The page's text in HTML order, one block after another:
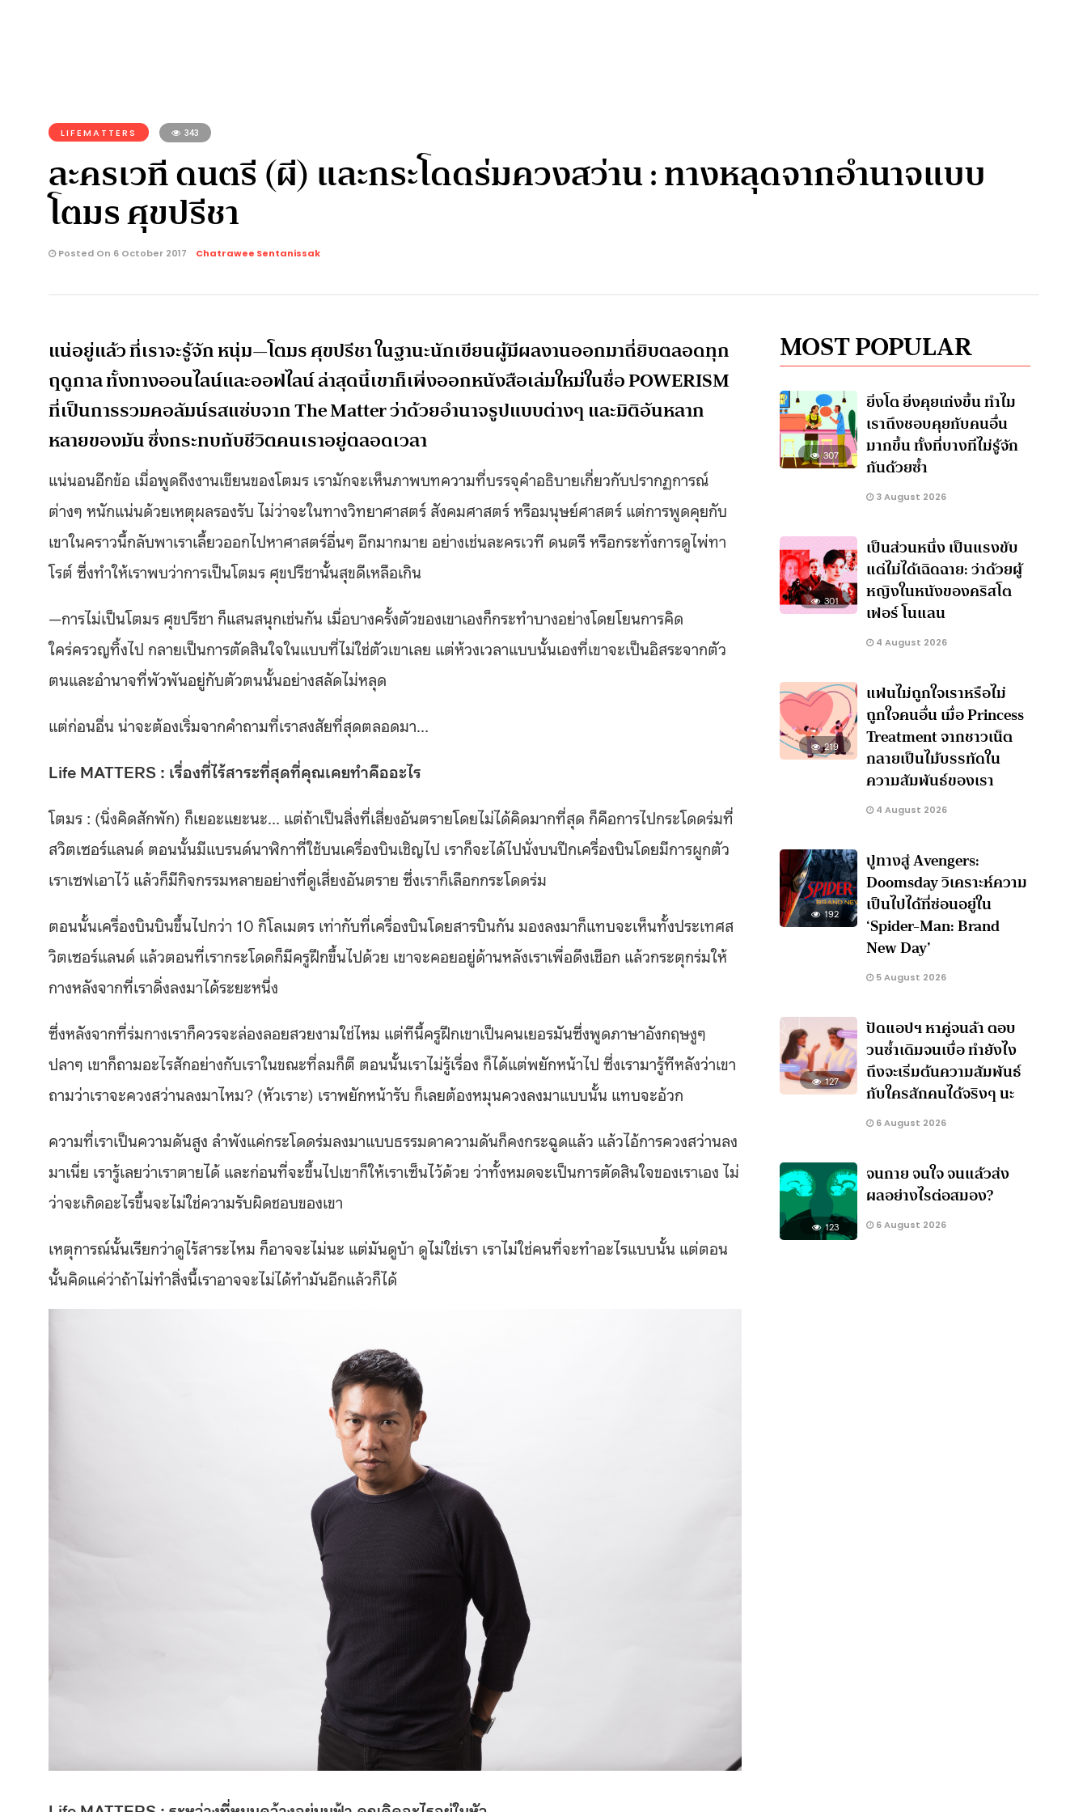
LIFEMATTERS 343
ละครเวที ดนตรี (ผี) และกระโดดร่มควงสว่าน : ทางหลุดจากอำนาจแบบ
โตมร ศุขปรีชา
Posted On 6 October 2017 Chatrawee Sentanissak
แน่อยู่แล้ว ที่เราจะรู้จัก หนุ่ม—โตมร ศุขปรีชา ในฐานะนักเขียนผู้มีผลงานออกมาถี่ยิบตลอดทุก
ฤดูกาล ทั้งทางออนไลน์และออฟไลน์ ล่าสุดนี้เขาก็เพิ่งออกหนังสือเล่มใหม่ในชื่อ POWERISM
ที่เป็นการรวมคอลัมน์รสแซ่บจาก The Matter ว่าด้วยอำนาจรูปแบบต่างๆ และมิติอันหลาก
หลายของมัน ซึ่งกระทบกับชีวิตคนเราอยู่ตลอดเวลา
แน่นอนอีกข้อ เมื่อพูดถึงงานเขียนของโตมร เรามักจะเห็นภาพบทความที่บรรจุคำอธิบายเกี่ยวกับปรากฏการณ์
ต่างๆ หนักแน่นด้วยเหตุผลรองรับ ไม่ว่าจะในทางวิทยาศาสตร์ สังคมศาสตร์ หรือมนุษย์ศาสตร์ แต่การพูดคุยกับ
เขาในคราวนี้กลับพาเราเลี้ยวออกไปหาศาสตร์อื่นๆ อีกมากมาย อย่างเช่นละครเวที ดนตรี หรือกระทั่งการดูไพ่ทา
โรต์ ซึ่งทำให้เราพบว่าการเป็นโตมร ศุขปรีชานั้นสุขดีเหลือเกิน
—การไม่เป็นโตมร ศุขปรีชา ก็แสนสนุกเช่นกัน เมื่อบางครั้งตัวของเขาเองก็กระทำบางอย่างโดยโยนการคิด
ใคร่ครวญทิ้งไป กลายเป็นการตัดสินใจในแบบที่ไม่ใช่ตัวเขาเลย แต่ห้วงเวลาแบบนั้นเองที่เขาจะเป็นอิสระจากตัว
ตนและอำนาจที่พัวพันอยู่กับตัวตนนั้นอย่างสลัดไม่หลุด
แต่ก่อนอื่น น่าจะต้องเริ่มจากคำถามที่เราสงสัยที่สุดตลอดมา…
Life MATTERS : เรื่องที่ไร้สาระที่สุดที่คุณเคยทำคืออะไร
โตมร : (นิ่งคิดสักพัก) ก็เยอะแยะนะ… แต่ถ้าเป็นสิ่งที่เสี่ยงอันตรายโดยไม่ได้คิดมากที่สุด ก็คือการไปกระโดดร่มที่
สวิตเซอร์แลนด์ ตอนนั้นมีแบรนด์นาฬิกาที่ใช้บนเครื่องบินเชิญไป เราก็จะได้ไปนั่งบนปีกเครื่องบินโดยมีการผูกตัว
เราเซฟเอาไว้ แล้วก็มีกิจกรรมหลายอย่างที่ดูเสี่ยงอันตราย ซึ่งเราก็เลือกกระโดดร่ม
ตอนนั้นเครื่องบินบินขึ้นไปกว่า 10 กิโลเมตร เท่ากับที่เครื่องบินโดยสารบินกัน มองลงมาก็แทบจะเห็นทั้งประเทศส
วิตเซอร์แลนด์ แล้วตอนที่เรากระโดดก็มีครูฝึกขึ้นไปด้วย เขาจะคอยอยู่ด้านหลังเราเพื่อดึงเชือก แล้วกระตุกร่มให้
กางหลังจากที่เราดิ่งลงมาได้ระยะหนึ่ง
ซึ่งหลังจากที่ร่มกางเราก็ควรจะล่องลอยสวยงามใช่ไหม แต่ทีนี้ครูฝึกเขาเป็นคนเยอรมันซึ่งพูดภาษาอังกฤษงูๆ
ปลาๆ เขาก็ถามอะไรสักอย่างกับเราในขณะที่ลมก็ตี ตอนนั้นเราไม่รู้เรื่อง ก็ได้แต่พยักหน้าไป ซึ่งเรามารู้ทีหลังว่าเขา
ถามว่าเราจะควงสว่านลงมาไหม? (หัวเราะ) เราพยักหน้ารับ ก็เลยต้องหมุนควงลงมาแบบนั้น แทบจะอ้วก
ความที่เราเป็นความดันสูง ลำพังแค่กระโดดร่มลงมาแบบธรรมดาความดันก็คงกระฉูดแล้ว แล้วไอ้การควงสว่านลง
มาเนี่ย เรารู้เลยว่าเราตายได้ และก่อนที่จะขึ้นไปเขาก็ให้เราเซ็นไว้ด้วย ว่าทั้งหมดจะเป็นการตัดสินใจของเราเอง ไม่
ว่าจะเกิดอะไรขึ้นจะไม่ใช่ความรับผิดชอบของเขา
เหตุการณ์นั้นเรียกว่าดูไร้สาระไหม ก็อาจจะไม่นะ แต่มันดูบ้า ดูไม่ใช่เรา เราไม่ใช่คนที่จะทำอะไรแบบนั้น แต่ตอน
นั้นคิดแค่ว่าถ้าไม่ทำสิ่งนี้เราอาจจะไม่ได้ทำมันอีกแล้วก็ได้
MOST POPULAR
307
ยิ่งโต ยิ่งคุยเก่งขึ้น ทำไม
เราถึงชอบคุยกับคนอื่น
มากขึ้น ทั้งที่บางทีไม่รู้จัก
กันด้วยซ้ำ
3 August 2026
301
เป็นส่วนหนึ่ง เป็นแรงขับ
แต่ไม่ได้เฉิดฉาย: ว่าด้วยผู้
หญิงในหนังของคริสโต
เฟอร์ โนแลน
4 August 2026
219
แฟนไม่ถูกใจเราหรือไม่
ถูกใจคนอื่น เมื่อ Princess
Treatment จากชาวเน็ต
กลายเป็นไม้บรรทัดใน
ความสัมพันธ์ของเรา
4 August 2026
192
ปูทางสู่ Avengers:
Doomsday วิเคราะห์ความ
เป็นไปได้ที่ซ่อนอยู่ใน
‘Spider-Man: Brand
New Day’
5 August 2026
127
ปัดแอปฯ หาคู่จนล้า ตอบ
วนซ้ำเดิมจนเบื่อ ทำยังไง
ถึงจะเริ่มต้นความสัมพันธ์
กับใครสักคนได้จริงๆ นะ
6 August 2026
123
จนกาย จนใจ จนแล้วส่ง
ผลอย่างไรต่อสมอง?
6 August 2026